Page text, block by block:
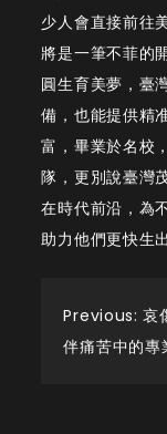
少人會直接前往
將是一筆不菲的
圓生育美夢，臺
備，也能提供精
富，畢業於名校
隊，更別說臺灣
在時代前沿，為
助力他們更快生
Post
Previous: 哀
伴痛苦中的專